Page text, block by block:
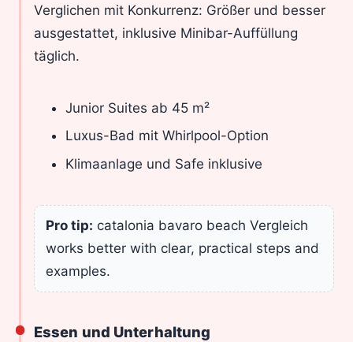
Verglichen mit Konkurrenz: Größer und besser
ausgestattet, inklusive Minibar-Auffüllung
täglich.
Junior Suites ab 45 m²
Luxus-Bad mit Whirlpool-Option
Klimaanlage und Safe inklusive
Pro tip: catalonia bavaro beach Vergleich
works better with clear, practical steps and
examples.
Essen und Unterhaltung